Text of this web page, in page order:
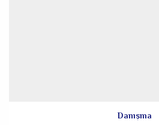
Danışma